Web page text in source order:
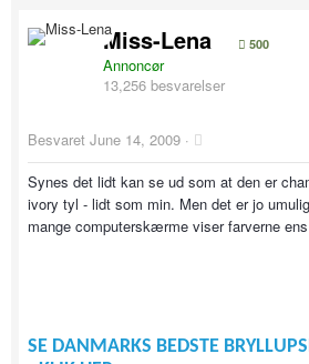
Miss-Lena 500
Annoncør
13,256 besvarelser
Besvaret June 14, 2009 ·
Synes det lidt kan se ud som at den er
ivory tyl - lidt som min. Men det er jo
mange computerskærme viser farverne ens
SE DANMARKS BEDSTE